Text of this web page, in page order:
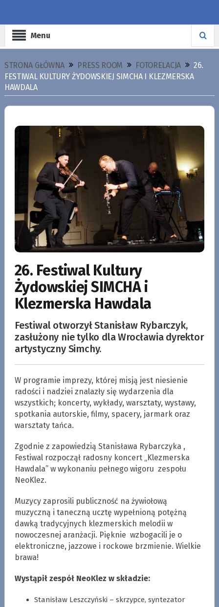
Menu
STRONA GŁÓWNA PRESS ROOM FOTORELACJA
26.
FESTIWAL KULTURY ŻYDOWSKIEJ SIMCHA I KLEZMERSKA
HAWDALA
26. Festiwal Kultury
Żydowskiej SIMCHA i
Klezmerska Hawdala
Festiwal otworzył Stanisław Rybarczyk,
zasłużony nie tylko dla Wrocławia dyrektor
artystyczny Simchy.
W programie imprezy, której misją jest niesienie
radości i nadziei znalazły się wydarzenia dla
wszystkich; koncerty, wykłady, warsztaty, wystawy,
spotkania autorskie, filmy, spacery, jarmark oraz
warsztaty tańca.
Zgodnie z zapowiedzią Stanisława Rybarczyka ,
Festiwal rozpoczął radosny koncert „Klezmerska
Hawdala” w wykonaniu pełnego wigoru zespołu
NeoKlez.
Muzycy zaprosili publiczność na żywiołową
muzyczną i taneczną ucztę wypełnioną potężną
dawką tradycyjnych klezmerskich melodii w
nowoczesnej aranżacji. Pięknie wzbogacili je o
elektroniczne, jazzowe i rockowe brzmienie. Wielkie
brawa!
Wystąpił zespół NeoKlez w składzie:
Stanisław Leszczyński – skrzypce, syntezator